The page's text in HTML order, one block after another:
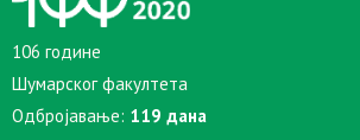
106 године
Шумарског факултета
Одбројавање: 119 дана